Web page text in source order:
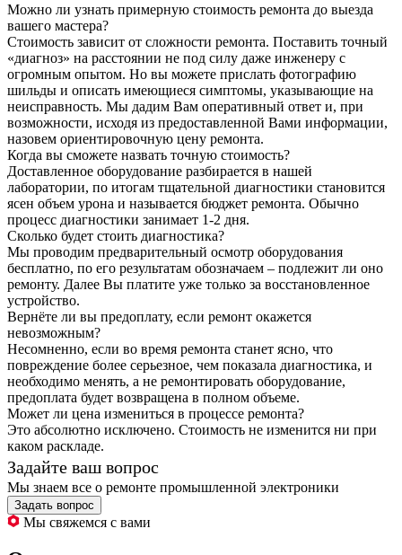
Можно ли узнать примерную стоимость ремонта до выезда
вашего мастера?
Стоимость зависит от сложности ремонта. Поставить точный
«диагноз» на расстоянии не под силу даже инженеру с
огромным опытом. Но вы можете прислать фотографию
шильды и описать имеющиеся симптомы, указывающие на
неисправность. Мы дадим Вам оперативный ответ и, при
возможности, исходя из предоставленной Вами информации,
назовем ориентировочную цену ремонта.
Когда вы сможете назвать точную стоимость?
Доставленное оборудование разбирается в нашей
лаборатории, по итогам тщательной диагностики становится
ясен объем урона и называется бюджет ремонта. Обычно
процесс диагностики занимает 1-2 дня.
Сколько будет стоить диагностика?
Мы проводим предварительный осмотр оборудования
бесплатно, по его результатам обозначаем – подлежит ли оно
ремонту. Далее Вы платите уже только за восстановленное
устройство.
Вернёте ли вы предоплату, если ремонт окажется
невозможным?
Несомненно, если во время ремонта станет ясно, что
повреждение более серьезное, чем показала диагностика, и
необходимо менять, а не ремонтировать оборудование,
предоплата будет возвращена в полном объеме.
Может ли цена измениться в процессе ремонта?
Это абсолютно исключено. Стоимость не изменится ни при
каком раскладе.
Задайте ваш вопрос
Мы знаем все о ремонте промышленной электроники
Задать вопрос
Мы свяжемся с вами